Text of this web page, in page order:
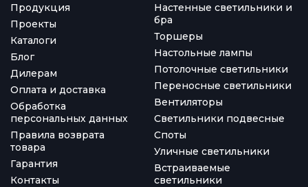
Продукция
Проекты
Каталоги
Блог
Дилерам
Оплата и доставка
Обработка
персональных данных
Правила возврата
товара
Гарантия
Контакты
Настенные светильники и
бра
Торшеры
Настольные лампы
Потолочные светильники
Переносные светильники
Вентиляторы
Светильники подвесные
Споты
Уличные светильники
Встраиваемые
светильники